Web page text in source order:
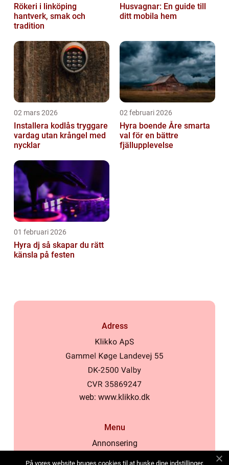
Rökeri i linköping
hantverk, smak och
tradition
Husvagnar: En guide till
ditt mobila hem
02 mars 2026
Installera kodlås tryggare
vardag utan krångel med
nycklar
02 februari 2026
Hyra boende Åre smarta
val för en bättre
fjällupplevelse
01 februari 2026
Hyra dj så skapar du rätt
känsla på festen
Adress
web: www.klikko.dk
Menu
Annonsering
På vores website bruges cookies til at huske dine indstillinger,